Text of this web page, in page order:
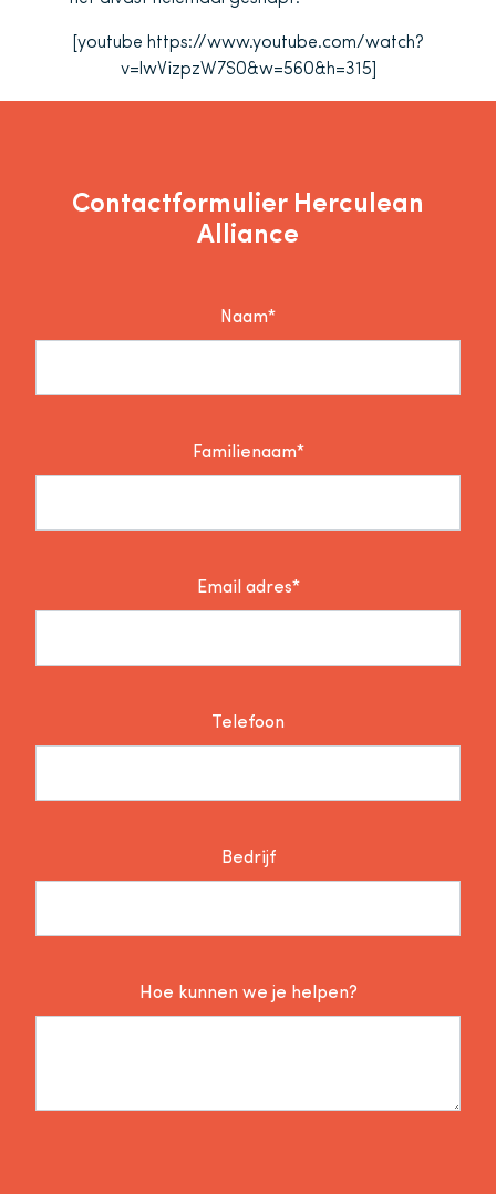
[youtube https://www.youtube.com/watch?
v=lwVizpzW7S0&w=560&h=315]
Contactformulier Herculean
Alliance
Naam*
Familienaam*
Email adres*
Telefoon
Bedrijf
Hoe kunnen we je helpen?